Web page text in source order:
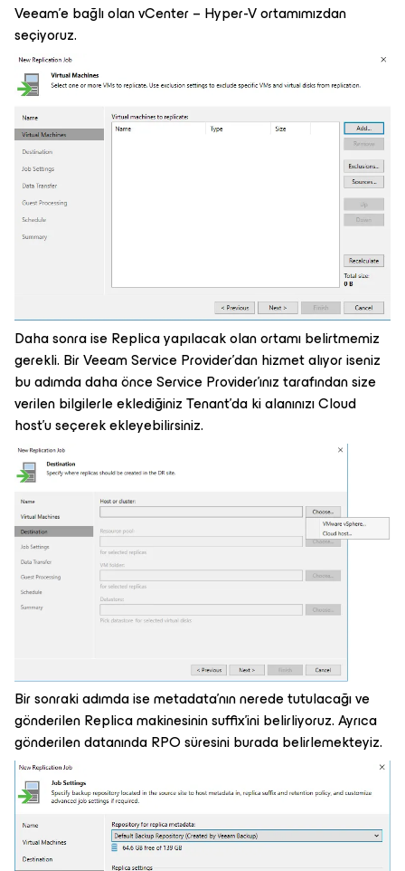
Veeam’e bağlı olan vCenter – Hyper-V ortamımızdan
seçiyoruz.
Daha sonra ise Replica yapılacak olan ortamı belirtmemiz
gerekli. Bir Veeam Service Provider’dan hizmet alıyor iseniz
bu adımda daha önce Service Provider’ınız tarafından size
verilen bilgilerle eklediğiniz Tenant’da ki alanınızı Cloud
host’u seçerek ekleyebilirsiniz.
Bir sonraki adımda ise metadata’nın nerede tutulacağı ve
gönderilen Replica makinesinin suffix’ini belirliyoruz. Ayrıca
gönderilen datanında RPO süresini burada belirlemekteyiz.